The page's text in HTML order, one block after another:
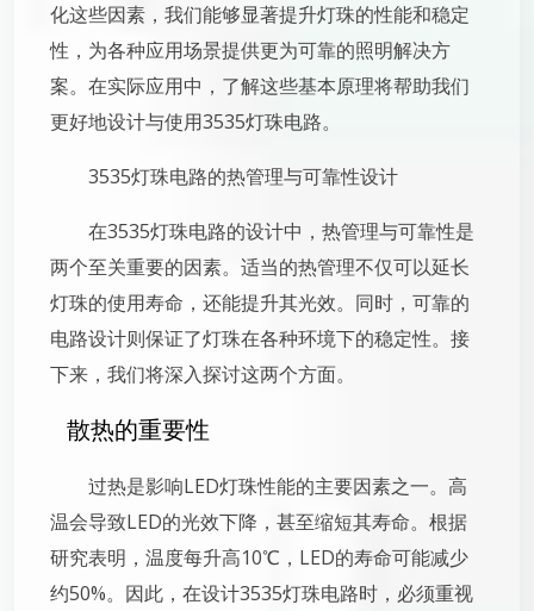
化这些因素，我们能够显著提升灯珠的性能和稳定
性，为各种应用场景提供更为可靠的照明解决方
案。在实际应用中，了解这些基本原理将帮助我们
更好地设计与使用3535灯珠电路。
3535灯珠电路的热管理与可靠性设计
在3535灯珠电路的设计中，热管理与可靠性是
两个至关重要的因素。适当的热管理不仅可以延长
灯珠的使用寿命，还能提升其光效。同时，可靠的
电路设计则保证了灯珠在各种环境下的稳定性。接
下来，我们将深入探讨这两个方面。
散热的重要性
过热是影响LED灯珠性能的主要因素之一。高
温会导致LED的光效下降，甚至缩短其寿命。根据
研究表明，温度每升高10℃，LED的寿命可能减少
约50%。因此，在设计3535灯珠电路时，必须重视